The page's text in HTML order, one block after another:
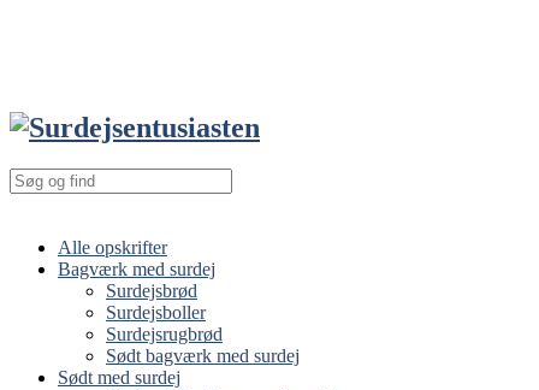
Alle opskrifter
Bagværk med surdej
Surdejsbrød
Surdejsboller
Surdejsrugbrød
Sødt bagværk med surdej
Sødt med surdej